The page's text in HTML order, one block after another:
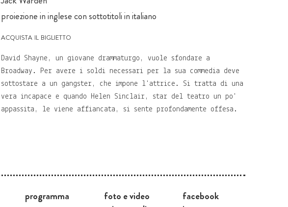
proiezione in inglese con sottotitoli in italiano
acquista il biglietto
David Shayne, un giovane drammaturgo, vuole sfondare a
Broadway. Per avere i soldi necessari per la sua commedia deve
sottostare a un gangster, che impone l'attrice. Si tratta di una
vera incapace e quando Helen Sinclair, star del teatro un po'
appassita, le viene affiancata, si sente profondamente offesa.
programma
foto e video
facebook